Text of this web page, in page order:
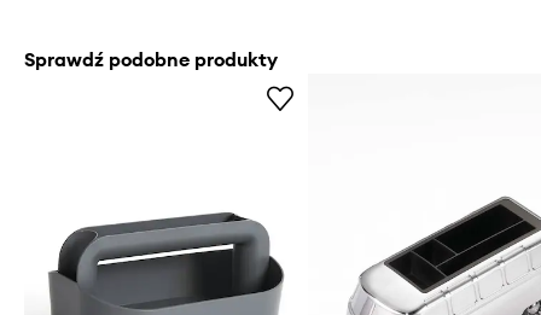
Sprawdź podobne produkty